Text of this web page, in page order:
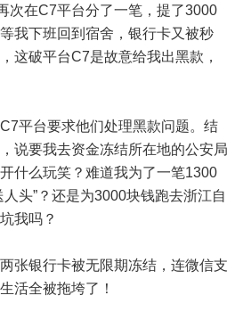
次在C7平台分了一笔，提了3000
我下班回到宿舍，银行卡又被秒
这破平台C7是故意给我出黑款，
平台要求他们处理黑款问题。结
说要我去资金冻结所在地的公安局
什么玩笑？难道我为了一笔1300
头”？还是为3000块钱跑去浙江自
我吗？
张银行卡被无限期冻结，连微信支
活全被拖垮了！